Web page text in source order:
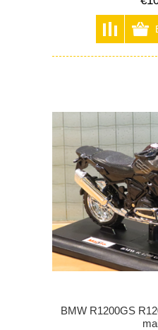
BMW R1200GS